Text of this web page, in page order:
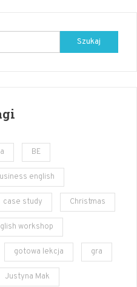
Szukaj:
BE
english
case study Christmas
workshop
gotowa lekcja gra
Justyna Mak